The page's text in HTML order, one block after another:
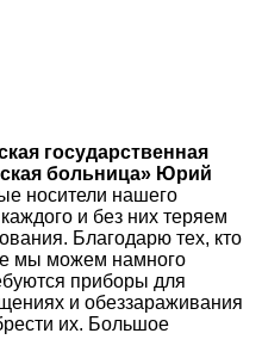
государственная
больница» Юрий
носители нашего
и без них теряем
Благодарю тех, кто
мы можем намного
приборы для
и обеззараживания
их. Большое